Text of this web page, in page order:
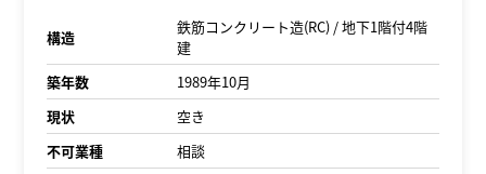
構造
鉄筋コンクリート造(RC) / 地下1階付4階
建
築年数
1989年10月
現状
空き
不可業種
相談